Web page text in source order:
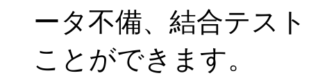
ータ不備、結合テス
ことができます。